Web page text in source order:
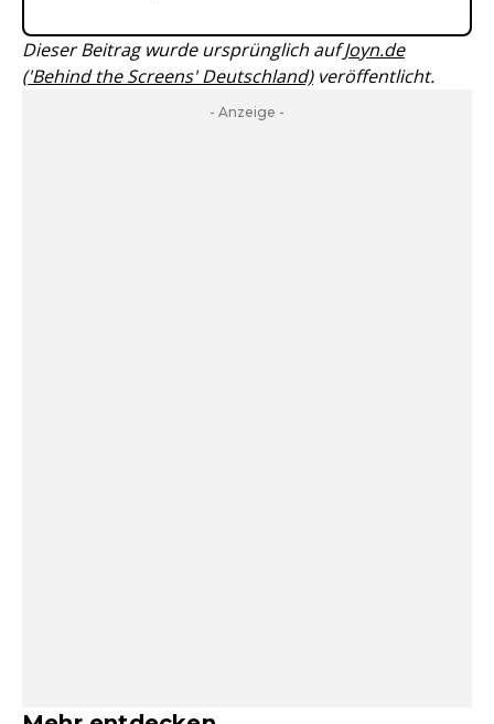
Dieser Beitrag wurde ursprünglich aufJoyn.de
('Behind the Screens' Deutschland)veröffentlicht.
- Anzeige -